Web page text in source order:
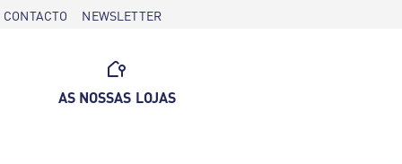
CONTACTO NEWSLETTER
AS NOSSAS LOJAS